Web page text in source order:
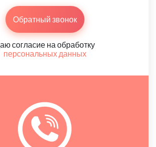
Обратный звонок
согласие на обработку
персональных данных